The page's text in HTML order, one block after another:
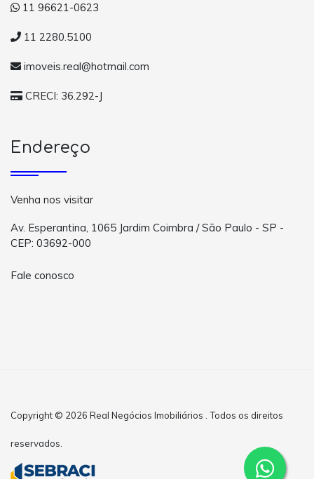
11 96621-0623
11 2280.5100
imoveis.real@hotmail.com
CRECI: 36.292-J
Endereço
Venha nos visitar
Av. Esperantina, 1065 Jardim Coimbra / São Paulo - SP -
CEP: 03692-000
Fale conosco
Copyright © 2026 Real Negócios Imobiliários . Todos os direitos
reservados.